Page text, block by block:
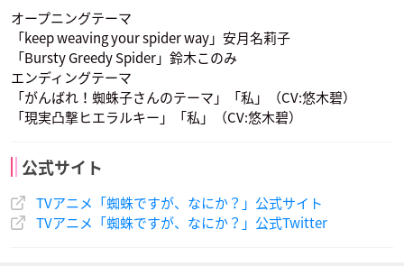
ソフィア・ケレン
声優：竹達彩奈
ラース
オープニングテーマ
「keep weaving your spider way」安月名莉子
「Bursty Greedy Spider」鈴木このみ
エンディングテーマ
「がんばれ！蜘蛛子さんのテーマ」「私」（CV:悠木碧）
「現実凸撃ヒエラルキー」「私」（CV:悠木碧）
公式サイト
TVアニメ「蜘蛛ですが、なにか？」公式サイト
TVアニメ「蜘蛛ですが、なにか？」公式Twitter